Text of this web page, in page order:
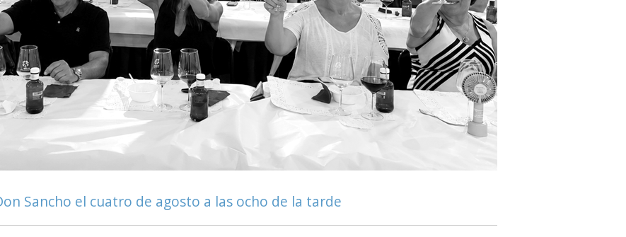
Sancho el cuatro de agosto a las ocho de la tarde